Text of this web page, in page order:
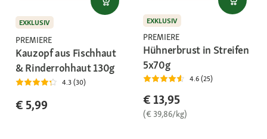
EXKLUSIV
PREMIERE
Kauzopf aus Fischhaut
& Rinderrohhaut 130g
4.3 (30)
€ 5,99
EXKLUSIV
PREMIERE
Hühnerbrust in Streifen
5x70g
4.6 (25)
€ 13,95
(€ 39,86/kg)